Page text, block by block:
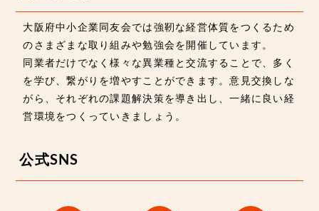
大阪府中小企業同友会では強靭な経営体質をつくるため
のさまざまな取り組みや勉強会を開催しています。
同業者だけでなく様々な異業種と交流することで、多く
を学び、繋がりを増やすことができます。意見交換しな
がら、それぞれの課題解決策を導き出し、一緒に良い経
営環境をつくっていきましょう。
公式SNS